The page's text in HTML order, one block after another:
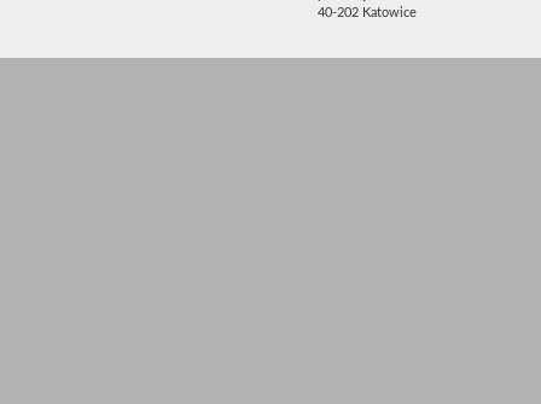
40-202 Katowice